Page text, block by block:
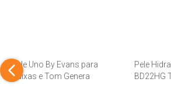
Pele Uno By Evans para
Caixas e Tom Genera
Pele
BD22HG